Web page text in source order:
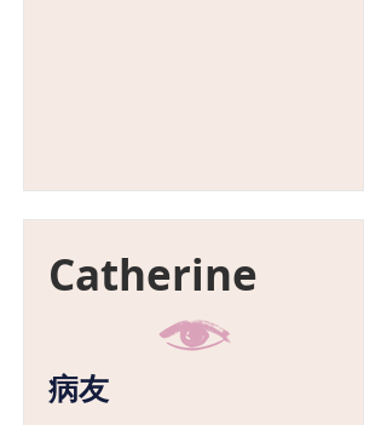
Catherine
病友